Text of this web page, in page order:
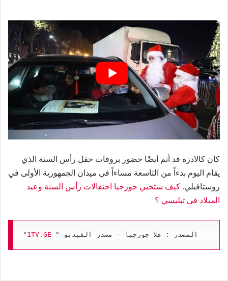
كان كالادزه قد أتم أيضًا حضور بروفات حفل رأس السنة الذي
يقام اليوم بدءاً من التاسعة مساءاً في ميدان الجمهورية الأولى في
روستافيلي. كيف ستحيي جورجيا احتفالات رأس السنة وعيد
الميلاد في تبليسي ؟
المصدر : هلا جورجيا - مصدر الفيديو " 1TV.GE
"